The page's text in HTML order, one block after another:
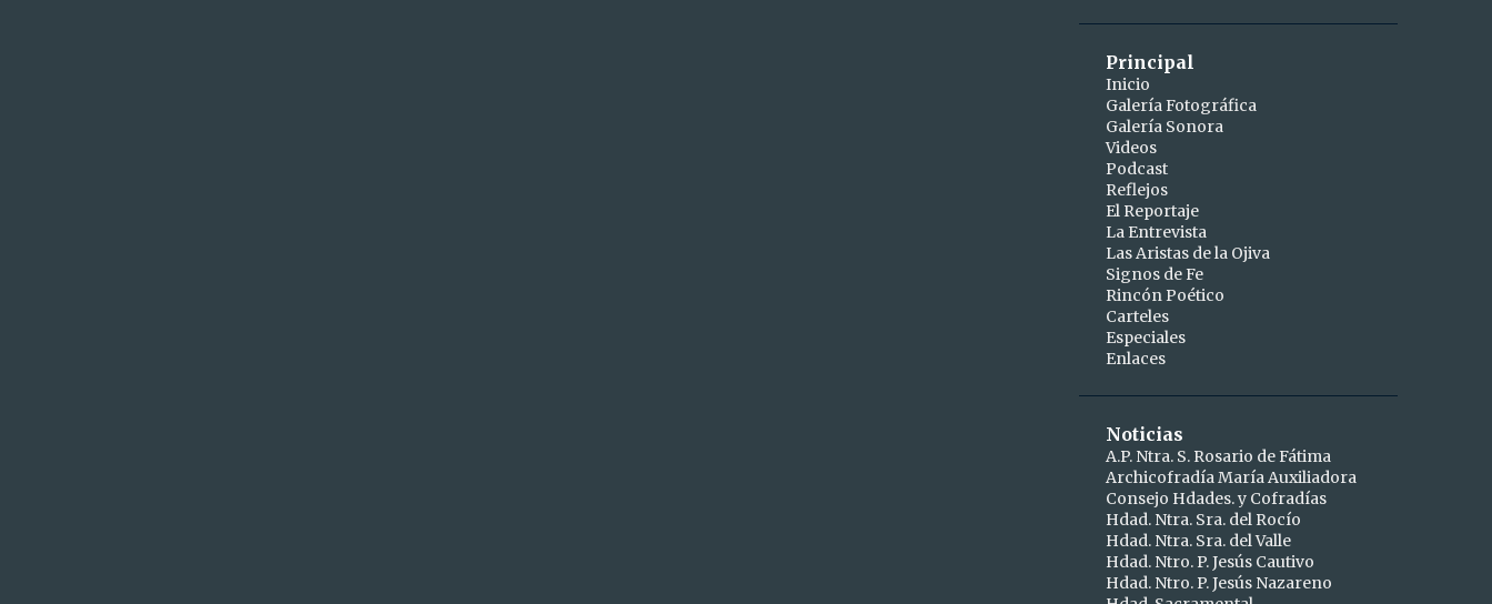
dic 28
dic 26
abril
abr 15
abr 10
marzo
mar 25
mar 24
mar 19
mar 16
1
mar 11
mar 09
mar 06
mar 04
febrero
Principal
Inicio
Galería Fotográfica
Galería Sonora
Videos
Podcast
Reflejos
El Reportaje
La Entrevista
Las Aristas de la Ojiva
Signos de Fe
Rincón Poético
Carteles
Especiales
Enlaces
Noticias
A.P. Ntra. S. Rosario de Fátima
Archicofradía María Auxiliadora
Consejo Hdades. y Cofradías
Hdad. Ntra. Sra. del Rocío
Hdad. Ntra. Sra. del Valle
Hdad. Ntro. P. Jesús Cautivo
Hdad. Ntro. P. Jesús Nazareno